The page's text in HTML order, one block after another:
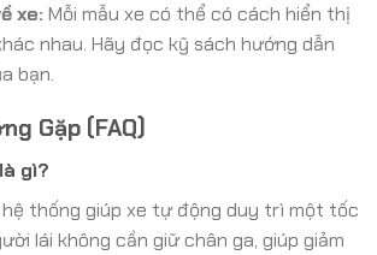
xe: Mỗi mẫu xe có thể có cách hiển thị
nhau. Hãy đọc kỹ sách hướng dẫn
bạn.
Gặp (FAQ)
gì?
hệ thống giúp xe tự động duy trì một tốc
lái không cần giữ chân ga, giúp giảm